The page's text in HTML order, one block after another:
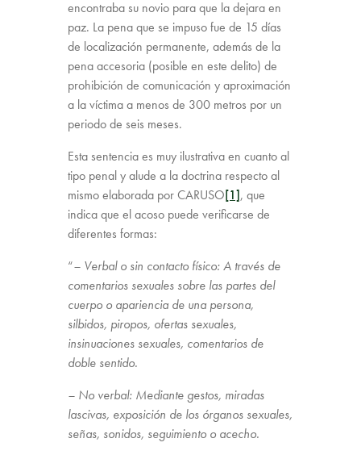
encontraba su novio para que la dejara en
paz. La pena que se impuso fue de 15 días
de localización permanente, además de la
pena accesoria (posible en este delito) de
prohibición de comunicación y aproximación
a la víctima a menos de 300 metros por un
periodo de seis meses.
Esta sentencia es muy ilustrativa en cuanto al
tipo penal y alude a la doctrina respecto al
mismo elaborada por CARUSO[1], que
indica que el acoso puede verificarse de
diferentes formas:
“– Verbal o sin contacto físico: A través de
comentarios sexuales sobre las partes del
cuerpo o apariencia de una persona,
silbidos, piropos, ofertas sexuales,
insinuaciones sexuales, comentarios de
doble sentido.
– No verbal: Mediante gestos, miradas
lascivas, exposición de los órganos sexuales,
señas, sonidos, seguimiento o acecho.